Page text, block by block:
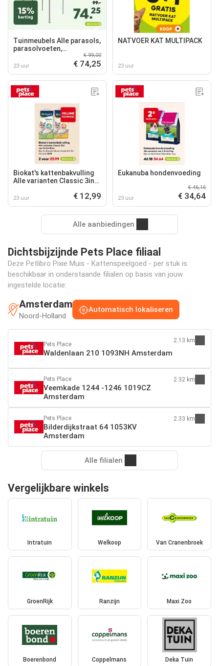
Tuinmeubels Alle parasols,
parasolvoeten,
pergola's.
23 uur
€ 99,00
€ 74,25
NATVOER KAT MULTIPACK
23 uur
Biokat's kattenbakvulling
Alle varianten Classic 3in1
23 uur € 12,99
Eukanuba hondenvoeding
23 uur
€ 46,16
€ 34,64
Alle aanbiedingen
Dichtsbijzijnde Pets Place filiaal
Deze Petlibro Pixie Muis - Kattenspeelgoed - per stuk is
beschikbaar in onderstaande filialen op basis van jouw
ingestelde locatie:
Amsterdam
Noord-Holland
Automatisch lokaliseren
Pets Place
Waldenlaan 210 1093NH Amsterdam
2.13 km
Pets Place
Veemkade 1244 -1246 1019CZ
Amsterdam
2.32 km
Pets Place
Bilderdijkstraat 64 1053KV
Amsterdam
2.33 km
Alle filialen
Vergelijkbare winkels
Intratuin Welkoop Van Cranenbroek
GroenRijk Ranzijn Maxi Zoo
Boerenbond Coppelmans Deka Tuin